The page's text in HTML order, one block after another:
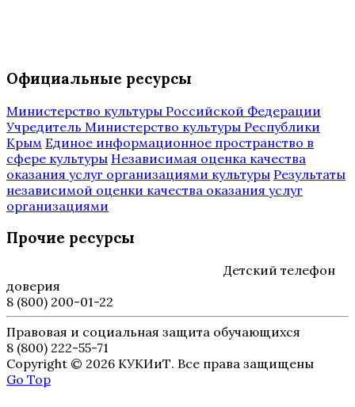
Официальные ресурсы
Министерство культуры Российской Федерации
Учредитель Министерство культуры Республики
Крым Единое информационное пространство в
сфере культуры Независимая оценка качества
оказания услуг организациями культуры Результаты
независимой оценки качества оказания услуг
организациями
Прочие ресурсы
Детский телефон
доверия
8 (800) 200-01-22
Правовая и социальная защита обучающихся
8 (800) 222-55-71
Copyright © 2026 КУКИиТ. Все права защищены
Go Top